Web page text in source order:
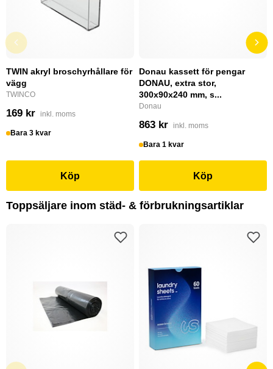
TWIN akryl broschyrhållare för
vägg
TWINCO
169 kr inkl. moms
Bara 3 kvar
Köp
Donau kassett för pengar
DONAU, extra stor,
300x90x240 mm, s...
Donau
863 kr inkl. moms
Bara 1 kvar
Köp
Toppsäljare inom städ- & förbrukningsartiklar